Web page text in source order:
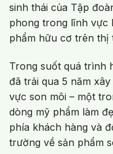
sinh thái của Tập
phong trong lĩnh vực
phẩm hữu cơ trên thị
Trong suốt quá trình
đã trải qua 5 năm
vực son môi – một
dòng mỹ phẩm làm
phía khách hàng và
trường về sản phẩm